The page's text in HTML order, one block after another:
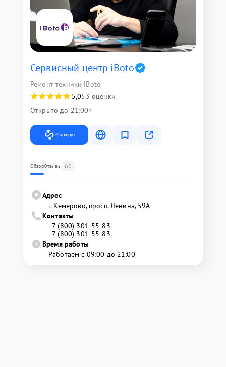
Сервисный центр iBoto
Ремонт техники iBoto
5,053 оценки
Открыто до 21:00
Маршрут
ОбзорОтзывы 60
Адрес
г. Кемерово, просп. Ленина, 59А
Контакты
+7 (800) 301-55-83
+7 (800) 301-55-83
Время работы
Работаем с 09:00 до 21:00